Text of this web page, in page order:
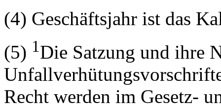
(4) Geschäftsjahr ist das
(5) 1Die Satzung und ihre
Recht werden im Gesetz-